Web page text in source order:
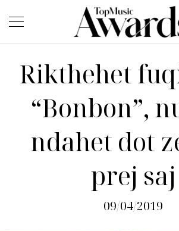
Rikthehet
“Bonbon”,
ndahet dot
prej saj
09/04/2019